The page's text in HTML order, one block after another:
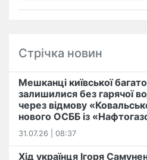
Стрічка новин
Мешканці київської
залишилися без гарячої
через відмову
нового ОСББ із
31.07.26 | 08:37
Хід українця Ігоря